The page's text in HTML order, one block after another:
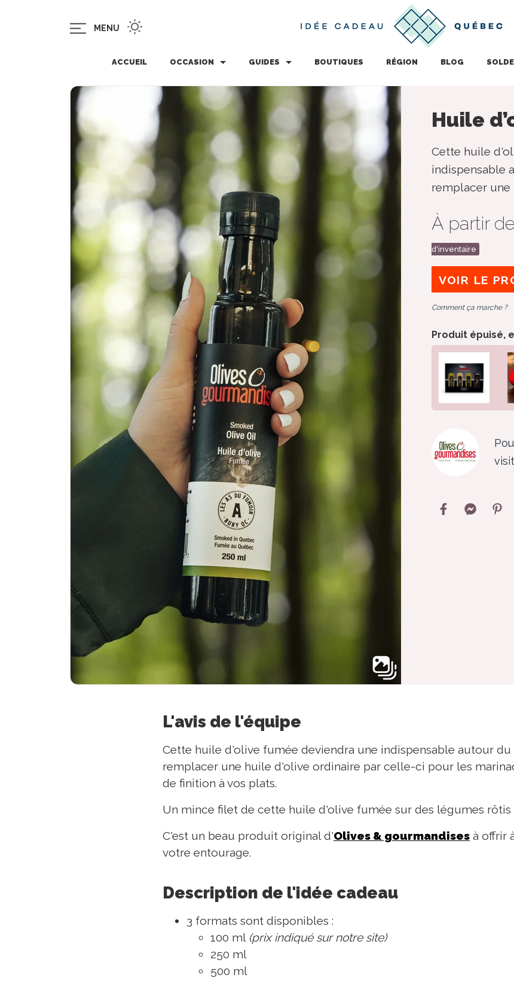
MENU
ACCUEIL OCCASION GUIDES BOUTIQUES RÉGION BLOG
Huile
Cette huile
indispensable
remplacer
À partir de
d'inventaire
VOIR LE
Comment ça marche ?
Produit épuisé,
L'avis de l'équipe
Cette huile d'olive fumée deviendra une indispensable autour
remplacer une huile d'olive ordinaire par celle-ci pour les
de finition à vos plats.
Un mince filet de cette huile d'olive fumée sur des légumes
C'est un beau produit original d'Olives & gourmandises à offrir
votre entourage.
Description de l'idée cadeau
3 formats sont disponibles :
100 ml (prix indiqué sur notre site)
250 ml
500 ml